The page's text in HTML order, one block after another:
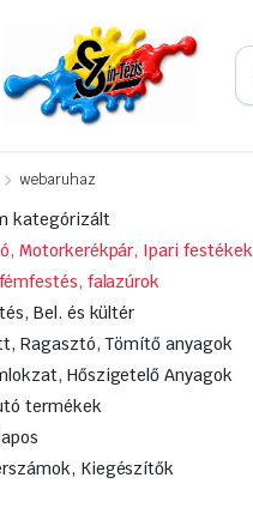
webaruhaz
kategórizált
Motorkerékpár, Ipari festékek
falazúrok
Bel. és kültér
Ragasztó, Tömítő anyagok
Hőszigetelő Anyagok
termékek
Kiegészítők